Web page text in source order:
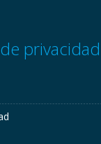
privacidad